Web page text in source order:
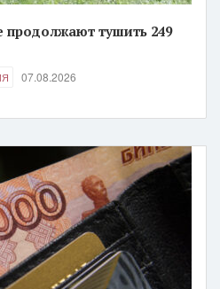
продолжают тушить 249
07.08.2026